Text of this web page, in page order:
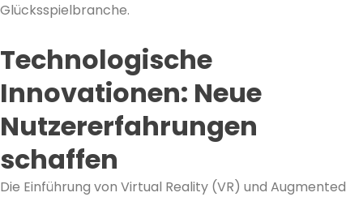
Glücksspielbranche.
Technologische
Innovationen: Neue
Nutzererfahrungen
schaffen
Die Einführung von Virtual Reality (VR) und Augmented